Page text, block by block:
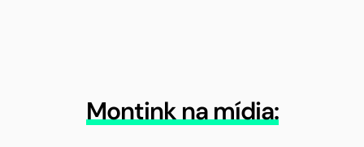
Montink na mídia: